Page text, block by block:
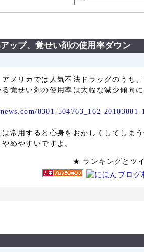
ップ、覚せい剤の使用率ダウン
覚せい剤の使用率は大幅な減少傾向に
8301-504763_162-20103881-
常用すると心身をおかしくしてしま
めやすいですよ。
★ ランキング